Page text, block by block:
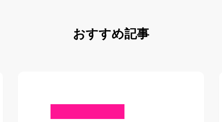
おすすめ記事